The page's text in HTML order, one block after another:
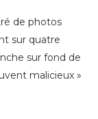
de photos
sur quatre
sur fond de
malicieux »